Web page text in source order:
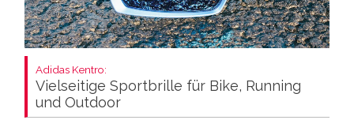
Adidas Kentro:
Vielseitige Sportbrille für Bike, Running
und Outdoor